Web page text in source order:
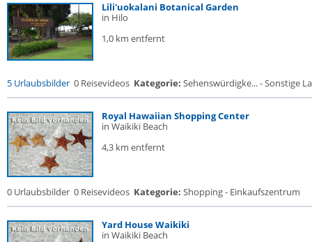
Lili'uokalani Botanical Garden
in Hilo
1,0 km entfernt
5 Urlaubsbilder 0 Reisevideos Kategorie: Sehenswürdigke... - Sonstige
Royal Hawaiian Shopping Center
in Waikiki Beach
4,3 km entfernt
0 Urlaubsbilder 0 Reisevideos Kategorie: Shopping - Einkaufszentrum
Yard House Waikiki
in Waikiki Beach